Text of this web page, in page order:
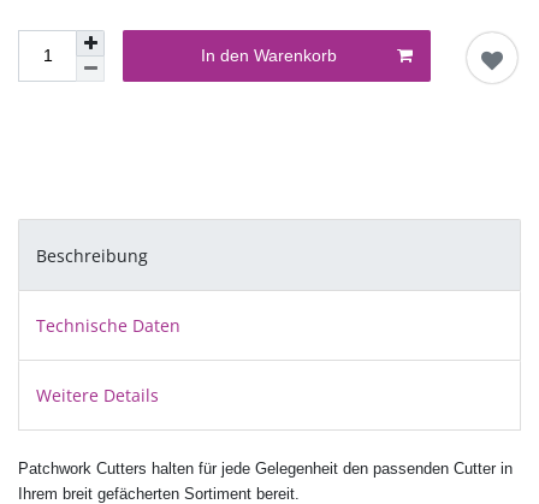
In den Warenkorb
Beschreibung
Technische Daten
Weitere Details
Patchwork Cutters halten für jede Gelegenheit den passenden Cutter in
Ihrem breit gefächerten Sortiment bereit.